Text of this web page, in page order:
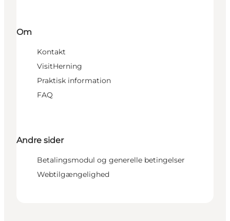
Om
Kontakt
VisitHerning
Praktisk information
FAQ
Andre sider
Betalingsmodul og generelle betingelser
Webtilgængelighed